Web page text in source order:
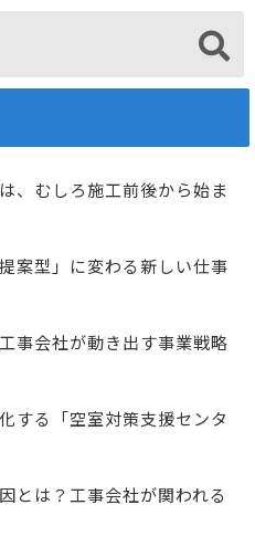
、むしろ施工前後から始ま
案型」に変わる新しい仕事
事会社が動き出す事業戦略
する「空室対策支援センタ
とは？工事会社が関われる